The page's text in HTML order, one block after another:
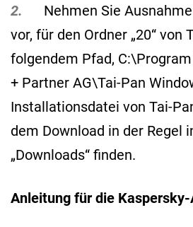
2.
Nehmen Sie
vor, für den Ordner „20“ von
folgendem Pfad,
+ Partner AG\Tai-Pan
Installationsdatei von Tai-
dem Download in der Regel
„Downloads“ finden.
Anleitung für die